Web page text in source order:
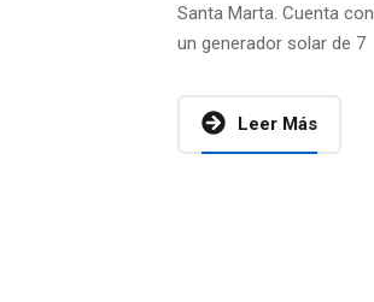
Santa Marta. Cuenta con
un generador solar de 7
Leer Más